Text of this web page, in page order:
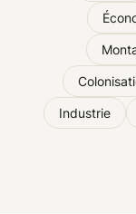
Industrie